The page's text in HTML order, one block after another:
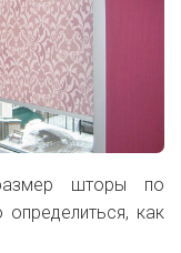
шторы по
как